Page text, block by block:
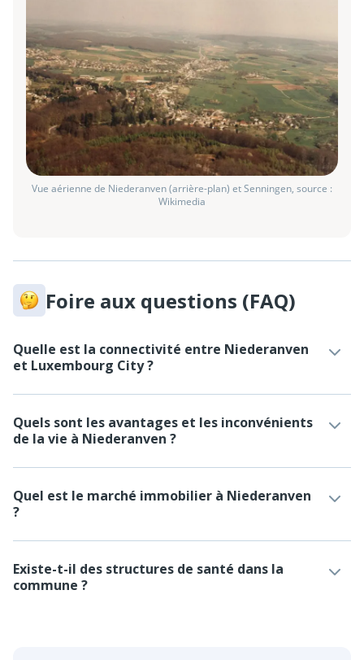
Vue aérienne de Niederanven (arrière-plan) et Senningen, source :
Wikimedia
Foire aux questions (FAQ)
Quelle est la connectivité entre Niederanven
et Luxembourg City ?
Quels sont les avantages et les inconvénients
de la vie à Niederanven ?
Quel est le marché immobilier à Niederanven
?
Existe-t-il des structures de santé dans la
commune ?